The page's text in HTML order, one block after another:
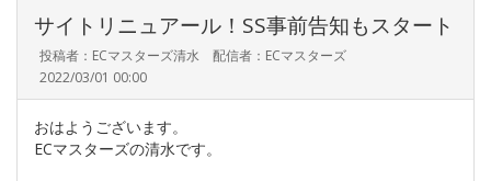
サイトリニュアール！SS事前告知もスタート
投稿者：ECマスターズ清水 配信者：ECマスターズ
2022/03/01 00:00
おはようございます。
ECマスターズの清水です。